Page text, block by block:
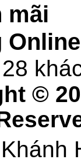
mãi
Online
©